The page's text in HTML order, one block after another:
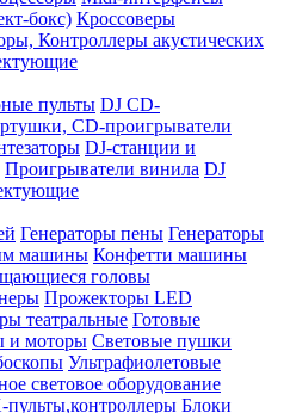
бокс) Кроссоверы
Контроллеры акустических
пульты DJ CD-
CD-проигрыватели
DJ-станции и
Проигрыватели винила DJ
Генераторы пены Генераторы
машины Конфетти машины
головы
Прожекторы LED
театральные Готовые
и моторы Световые пушки
Ультрафиолетовые
световое оборудование
Блоки